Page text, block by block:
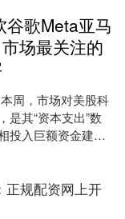
谷歌Meta亚马
场最关注的
周，市场对美股科
是其“资本支出”数
投入巨额资金建设
师预计大型科技
正规配资网上开